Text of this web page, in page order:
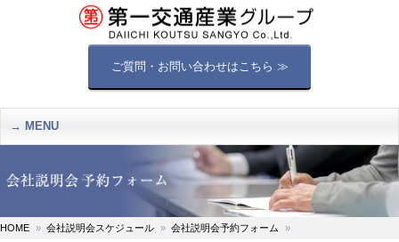
ご質問・お問い合わせはこちら ≫
MENU
HOME 会社説明会スケジュール 会社説明会予約フォーム